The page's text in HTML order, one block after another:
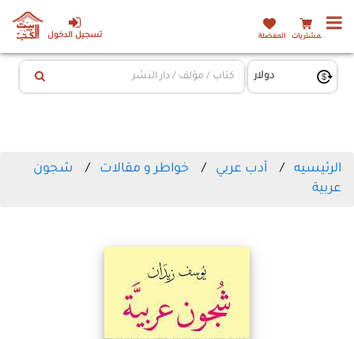
تسجيل الدخول المشتريات المفضلة
الرئيسيه أدب عربي خواطر و مقالات
شجون
عربية